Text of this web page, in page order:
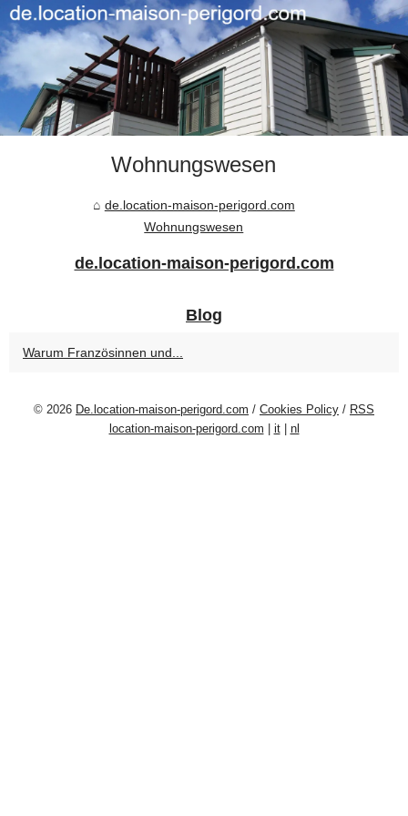
Wohnungswesen
de.location-maison-perigord.com
Wohnungswesen
de.location-maison-perigord.com
Blog
Warum Französinnen und...
© 2026 De.location-maison-perigord.com / Cookies Policy / RSS
location-maison-perigord.com
it| nl